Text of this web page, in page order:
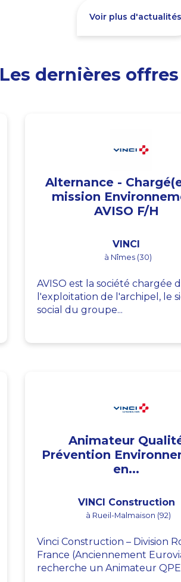
Voir plus d'actualités
Les dernières
Alternance -
mission
AVISO F/H
VINCI
à Nîmes (30)
AVISO est la société chargée
l'exploitation de l'archipel, le
social du groupe...
Animateur
Prévention
en...
VINCI Construction
à Rueil-Malmaison (92)
Vinci Construction – Division
France (Anciennement
recherche un Animateur